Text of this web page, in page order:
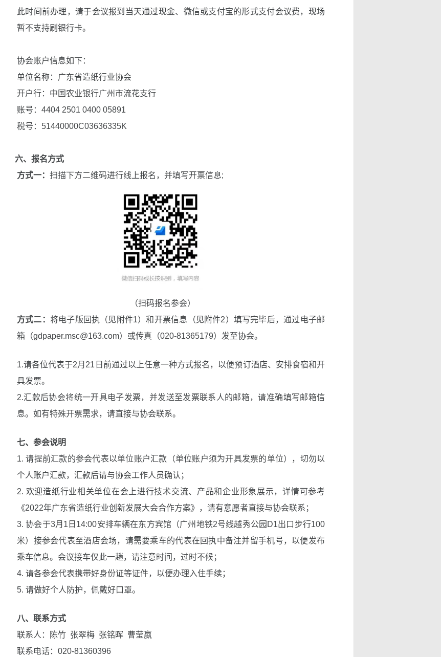
此时间前办理，请于会议报到当天通过现金、微信或支付宝的形式支付会议费，现场
暂不支持刷银行卡。
协会账户信息如下：
单位名称：广东省造纸行业协会
开户行：中国农业银行广州市流花支行
账号：4404 2501 0400 05891
税号：51440000C03636335K
六、报名方式
方式一： 扫描下方二维码进行线上报名，并填写开票信息;
（扫码报名参会）
方式二： 将电子版回执（见附件1）和开票信息（见附件2）填写完毕后，通过电子邮
箱（gdpaper.msc@163.com）或传真（020-81365179）发至协会。
1.请各位代表于2月21日前通过以上任意一种方式报名，以便预订酒店、安排食宿和开
具发票。
2.汇款后协会将统一开具电子发票，并发送至发票联系人的邮箱，请准确填写邮箱信
息。如有特殊开票需求，请直接与协会联系。
七、参会说明
1. 请提前汇款的参会代表以单位账户汇款（单位账户须为开具发票的单位），切勿以
个人账户汇款，汇款后请与协会工作人员确认；
2. 欢迎造纸行业相关单位在会上进行技术交流、产品和企业形象展示，详情可参考
《2022年广东省造纸行业创新发展大会合作方案》，请有意愿者直接与协会联系；
3. 协会于3月1日14:00安排车辆在东方宾馆（广州地铁2号线越秀公园D1出口步行100
米）接参会代表至酒店会场，请需要乘车的代表在回执中备注并留手机号，以便发布
乘车信息。会议接车仅此一趟，请注意时间，过时不候；
4. 请各参会代表携带好身份证等证件，以便办理入住手续；
5. 请做好个人防护，佩戴好口罩。
八、联系方式
联系人：陈竹 张翠梅 张铭晖 曹莹嬴
联系电话：020-81360396